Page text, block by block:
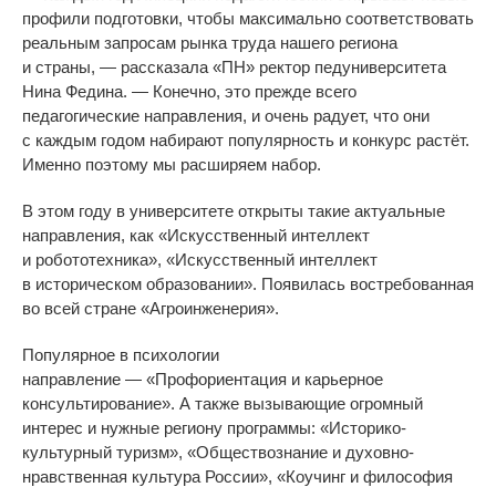
профили подготовки, чтобы максимально соответствовать
реальным запросам рынка труда нашего региона
и страны, — рассказала «ПН» ректор педуниверситета
Нина Федина. — Конечно, это прежде всего
педагогические направления, и очень радует, что они
с каждым годом набирают популярность и конкурс растёт.
Именно поэтому мы расширяем набор.
В этом году в университете открыты такие актуальные
направления, как «Искусственный интеллект
и робототехника», «Искусственный интеллект
в историческом образовании». Появилась востребованная
во всей стране «Агроинженерия».
Популярное в психологии
направление — «Профориентация и карьерное
консультирование». А также вызывающие огромный
интерес и нужные региону программы: «Историко-
культурный туризм», «Обществознание и духовно-
нравственная культура России», «Коучинг и философия